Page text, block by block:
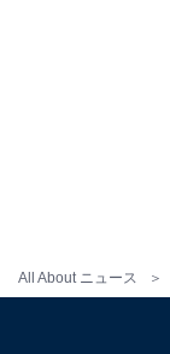
All About ニュース